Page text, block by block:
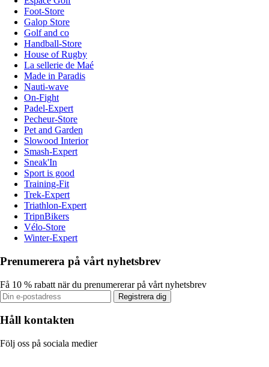
Foot-Store
Galop Store
Golf and co
Handball-Store
House of Rugby
La sellerie de Maé
Made in Paradis
Nauti-wave
On-Fight
Padel-Expert
Pecheur-Store
Pet and Garden
Slowood Interior
Smash-Expert
Sneak'In
Sport is good
Training-Fit
Trek-Expert
Triathlon-Expert
TripnBikers
Vélo-Store
Winter-Expert
Prenumerera på vårt nyhetsbrev
Få 10 % rabatt när du prenumererar på vårt nyhetsbrev
Registrera dig
Håll kontakten
Följ oss på sociala medier